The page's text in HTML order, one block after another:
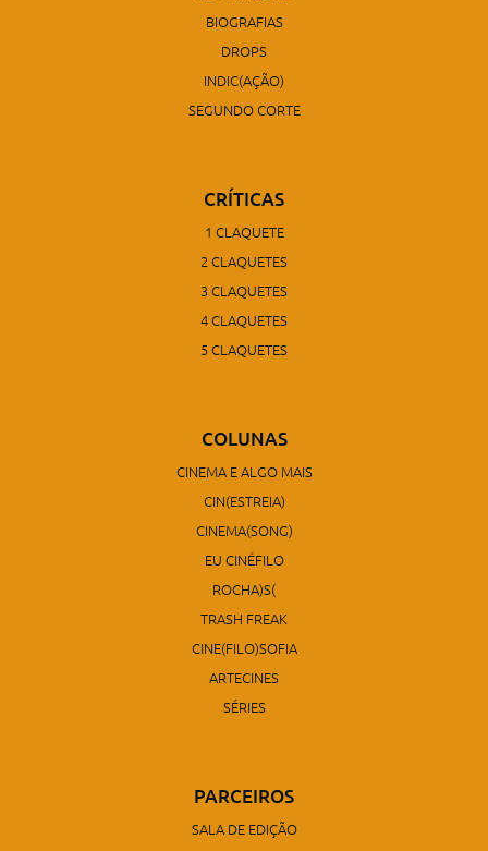
BIOGRAFIAS
DROPS
INDIC(AÇÃO)
SEGUNDO CORTE
CRÍTICAS
1 CLAQUETE
2 CLAQUETES
3 CLAQUETES
4 CLAQUETES
5 CLAQUETES
COLUNAS
CINEMA E ALGO MAIS
CIN(ESTREIA)
CINEMA(SONG)
EU CINÉFILO
ROCHA)S(
TRASH FREAK
CINE(FILO)SOFIA
ARTECINES
SÉRIES
PARCEIROS
SALA DE EDIÇÃO